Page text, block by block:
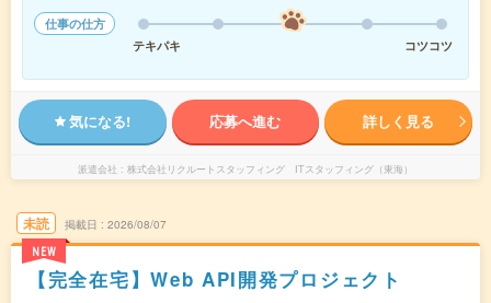
仕事の仕方
テキパキ
コツコツ
気になる! 応募へ進む 詳しく見る
派遣会社 株式会社リクルートスタッフィング ITスタッフィング（東海）
未読
NEW
掲載日 2026/08/07
【完全在宅】Web API開発プロジェクト